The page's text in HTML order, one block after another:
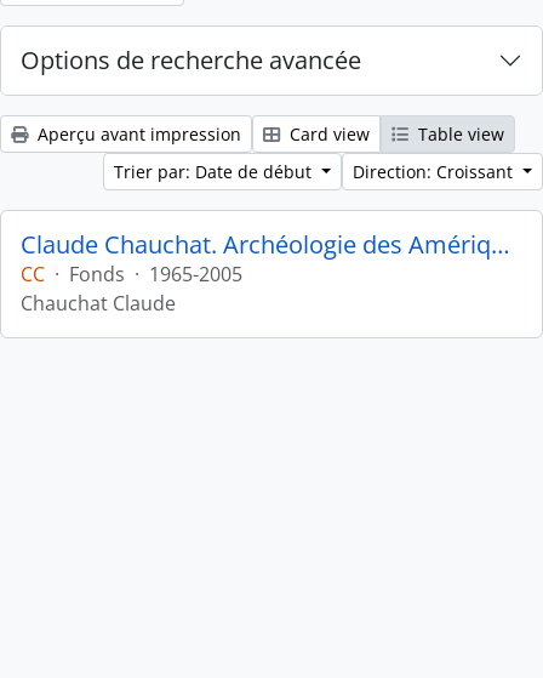
Options de recherche avancée
Aperçu avant impression Card view
Table view
Trier par: Date de début
Direction: Croissant
Claude Chauchat. Archéologie des Amériques
CC · Fonds · 1965-2005
Chauchat Claude